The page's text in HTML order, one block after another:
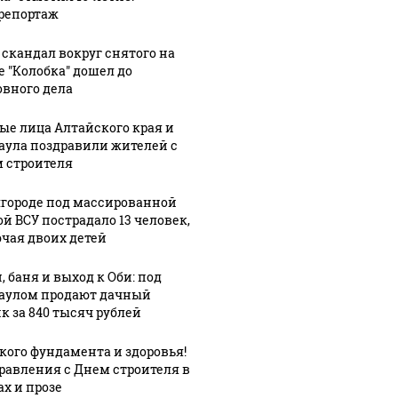
04 августа, 19:44
34-летний
жизни из-за
сердечного
сне
вокруг снятого на
"Колобка" дошел до
дела
лица Алтайского края и
поздравили жителей с
под массированной
ВСУ пострадало 13 человек,
двоих детей
баня и выход к Оби: под
продают дачный
за 840 тысяч рублей
фундамента и здоровья!
с Днем строителя в
и прозе